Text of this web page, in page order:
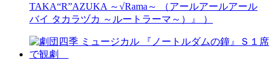
TAKA“R”AZUKA ～√Rama～ （アールアールアール
バイ タカラヅカ ～ルートラーマ～）』 ）